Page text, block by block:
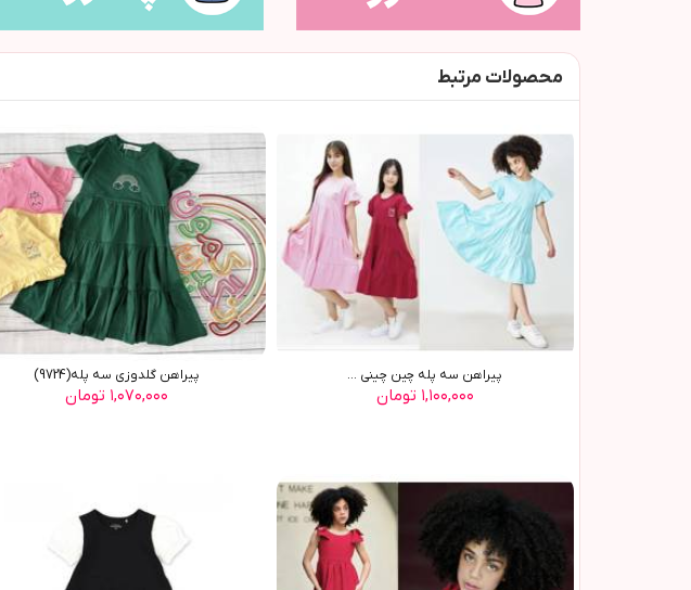
محصولات مرتبط
پیراهن سه پله چین چینی ...
۱,۱۰۰,۰۰۰ تومان
پیراهن گلدوزی سه پله(9724)
۱,۰۷۰,۰۰۰ تومان